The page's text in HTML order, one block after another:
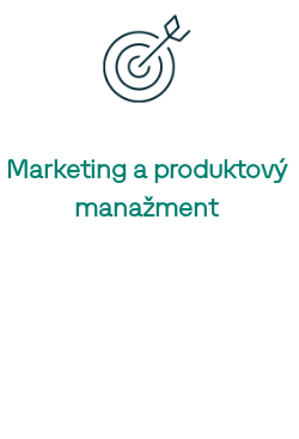
Marketing a produktový
manažment